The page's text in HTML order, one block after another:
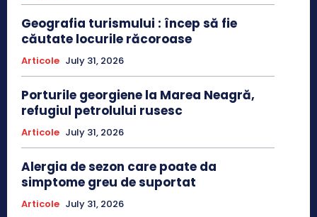
Geografia turismului : încep să fie
căutate locurile răcoroase
Articole July 31, 2026
Porturile georgiene la Marea Neagră,
refugiul petrolului rusesc
Articole July 31, 2026
Alergia de sezon care poate da
simptome greu de suportat
Articole July 31, 2026